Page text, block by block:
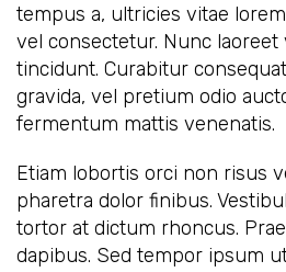
tempus a, ultricies vitae
vel consectetur. Nunc laoreet
tincidunt. Curabitur
gravida, vel pretium odio
fermentum mattis venenatis.
Etiam lobortis orci non risus
pharetra dolor finibus.
tortor at dictum rhoncus.
dapibus. Sed tempor ipsum